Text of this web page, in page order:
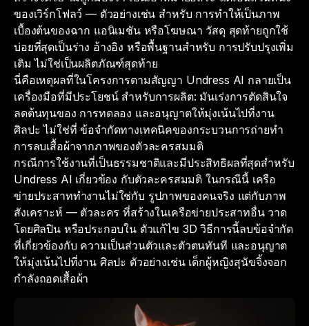
ของเวิร์กโฟลว์ — ตัวอย่างเช่น สำหรับ การทำให้เป็นภาพ
เบื้องต้นของฉาก แอนิเมชัน หรือโฆษณา วัสดุ สุดท้ายถูกใช้
บ่อยที่สุดเป็นร่าง อ้างอิง หรือพื้นฐานสำหรับ การปรับปรุงเพิ่ม
เติม ไม่ใช่เป็นผลิตภัณฑ์สุดท้าย
นี่คือเหตุผลที่ในโครงการตามสัญญา Undress AI กลายเป็น
เครื่องมือที่มีประโยชน์ สำหรับการผลิต: มันเร่งการตัดสินใจ
ลดต้นทุนของ การทดลอง และอนุญาตให้มุ่งเน้นไปที่งาน
ศิลปะ ไม่ใช่ที่ ข้อจำกัดทางเทคนิคของกระบวนการถ่ายทำ
การลบเสื้อผ้าจากภาพของตัวละครสมมติ
กรณีการใช้งานที่เป็นธรรมชาติและมีประสิทธิผลที่สุดสำหรับ
Undress AI เกี่ยวข้อง กับตัวละครสมมติ ในกรณีนี้ เครือ
ข่ายประสาททำงานไม่ใช่กับ รูปภาพของคนจริง แต่กับภาพ
สังเคราะห์ — ตัวละคร ที่สร้างในเครือข่ายประสาทอื่น วาด
โดยศิลปิน หรือประกอบใน ตัวแก้ไข 3D วิธีการนี้ลบข้อจำกัด
ที่เกี่ยวข้องกับ ความเป็นส่วนตัวและตัวตนทันที และอนุญาต
ให้มุ่งเน้นไปที่งาน ศิลปะ ตัวอย่างเช่น เด็กผู้หญิงสุนัขจิ้งจอก
กำลังถอดเสื้อผ้า